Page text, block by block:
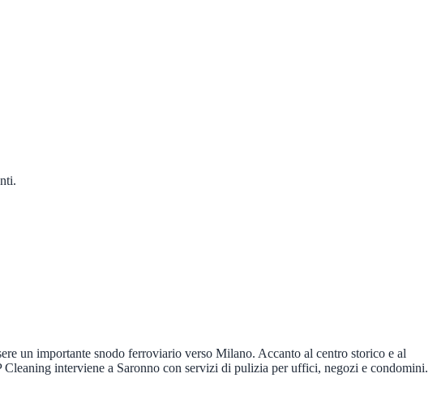
un importante snodo ferroviario verso Milano. Accanto al centro storico e al
interviene a Saronno con servizi di pulizia per uffici, negozi e condomini.